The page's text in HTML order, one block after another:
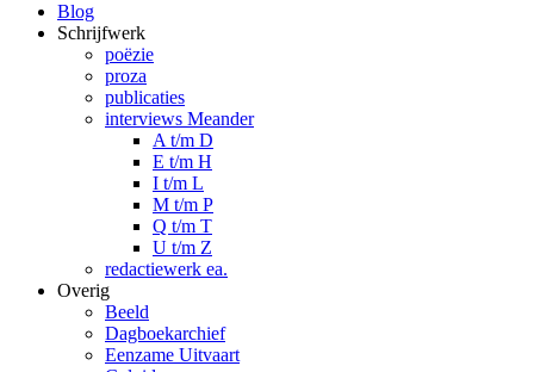
Blog
Schrijfwerk
poëzie
proza
publicaties
interviews Meander
A t/m D
E t/m H
I t/m L
M t/m P
Q t/m T
U t/m Z
redactiewerk ea.
Overig
Beeld
Dagboekarchief
Eenzame Uitvaart